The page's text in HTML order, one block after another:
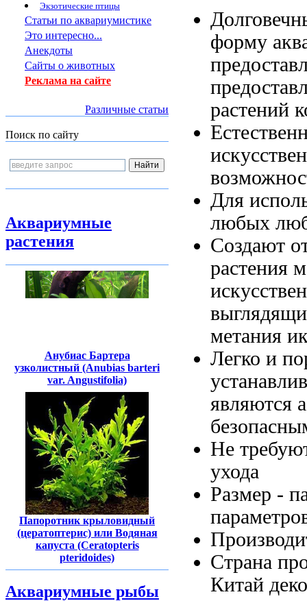
Экзотические птицы
Статьи по аквариумистике
Это интересно...
Анекдоты
Сайты о животных
Реклама на сайте
Различные статьи
Поиск по сайту
Аквариумные
растения
Анубиас Бартера
узколистный (Anubias barteri
var. Angustifolia)
Папоротник крыловидный
(цератоптерис) или Водяная
капуста (Ceratopteris
pteridoides)
Аквариумные рыбы
форму
растений
Для
любых
Создают
растения
метания
Легко и
являются
Не
ухода
Размер -
Страна
Китай